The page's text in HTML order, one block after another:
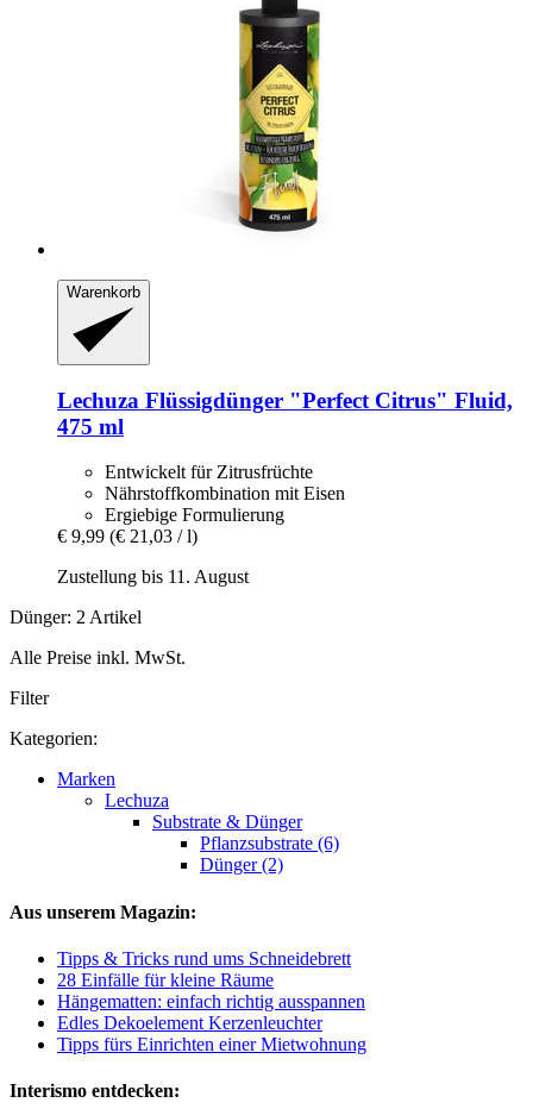
Warenkorb
Lechuza Flüssigdünger "Perfect Citrus" Fluid,
475 ml
Entwickelt für Zitrusfrüchte
Nährstoffkombination mit Eisen
Ergiebige Formulierung
€ 9,99 (€ 21,03 / l)
Zustellung bis 11. August
Dünger: 2 Artikel
Alle Preise inkl. MwSt.
Filter
Kategorien:
Marken
Lechuza
Substrate & Dünger
Pflanzsubstrate (6)
Dünger (2)
Aus unserem Magazin:
Tipps & Tricks rund ums Schneidebrett
28 Einfälle für kleine Räume
Hängematten: einfach richtig ausspannen
Edles Dekoelement Kerzenleuchter
Tipps fürs Einrichten einer Mietwohnung
Interismo entdecken: